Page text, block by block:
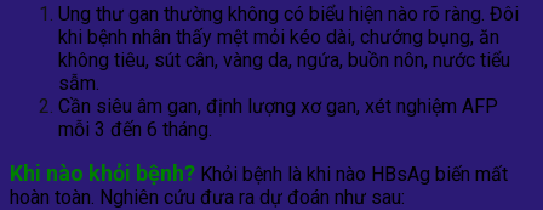
Ung thư gan thường không có biểu hiện nào rõ ràng. Đôi
khi bệnh nhân thấy mệt mỏi kéo dài, chướng bụng, ăn
không tiêu, sút cân, vàng da, ngứa, buồn nôn, nước tiểu
sẫm.
Cần siêu âm gan, định lượng xơ gan, xét nghiệm AFP
mỗi 3 đến 6 tháng.
Khi nào khỏi bệnh? Khỏi bệnh là khi nào HBsAg biến mất
hoàn toàn. Nghiên cứu đưa ra dự đoán như sau: